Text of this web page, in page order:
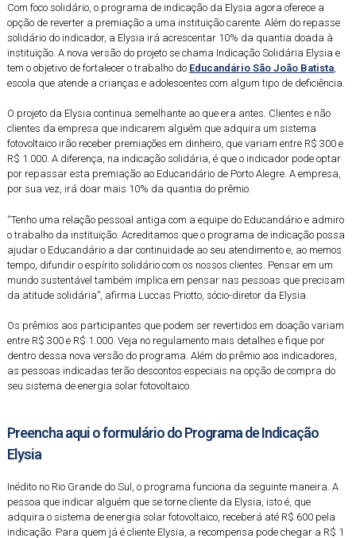
Com foco solidário, o programa de indicação da Elysia agora oferece a
opção de reverter a premiação a uma instituição carente. Além do repasse
solidário do indicador, a Elysia irá acrescentar 10% da quantia doada à
instituição. A nova versão do projeto se chama Indicação Solidária Elysia e
tem o objetivo de fortalecer o trabalho do Educandário São João Batista,
escola que atende a crianças e adolescentes com algum tipo de deficiência.
O projeto da Elysia continua semelhante ao que era antes. Clientes e não
clientes da empresa que indicarem alguém que adquira um sistema
fotovoltaico irão receber premiações em dinheiro, que variam entre R$ 300 e
R$ 1.000. A diferença, na indicação solidária, é que o indicador pode optar
por repassar esta premiação ao Educandário de Porto Alegre. A empresa,
por sua vez, irá doar mais 10% da quantia do prêmio.
“Tenho uma relação pessoal antiga com a equipe do Educandário e admiro
o trabalho da instituição. Acreditamos que o programa de indicação possa
ajudar o Educandário a dar continuidade ao seu atendimento e, ao memos
tempo, difundir o espírito solidário com os nossos clientes. Pensar em um
mundo sustentável também implica em pensar nas pessoas que precisam
da atitude solidária”, afirma Luccas Priotto, sócio-diretor da Elysia.
Os prêmios aos participantes que podem ser revertidos em doação variam
entre R$ 300 e R$ 1.000. Veja no regulamento mais detalhes e fique por
dentro dessa nova versão do programa. Além do prêmio aos indicadores,
as pessoas indicadas terão descontos especiais na opção de compra do
seu sistema de energia solar fotovoltaico.
Preenchaaquio formulário do Programa de Indicação
Elysia
Inédito no Rio Grande do Sul, o programa funciona da seguinte maneira. A
pessoa que indicar alguém que se torne cliente da Elysia, isto é, que
adquira o sistema de energia solar fotovoltaico, receberá até R$ 600 pela
indicação. Para quem já é cliente Elysia, a recompensa pode chegar a R$ 1